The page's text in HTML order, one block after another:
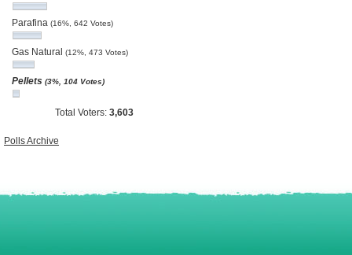
Parafina (16%, 642 Votes)
Gas Natural (12%, 473 Votes)
Pellets (3%, 104 Votes)
Total Voters: 3,603
Polls Archive